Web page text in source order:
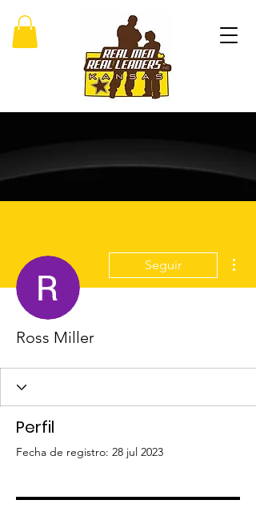
Seguir
Ross Miller
Perfil
Fecha de registro: 28 jul 2023